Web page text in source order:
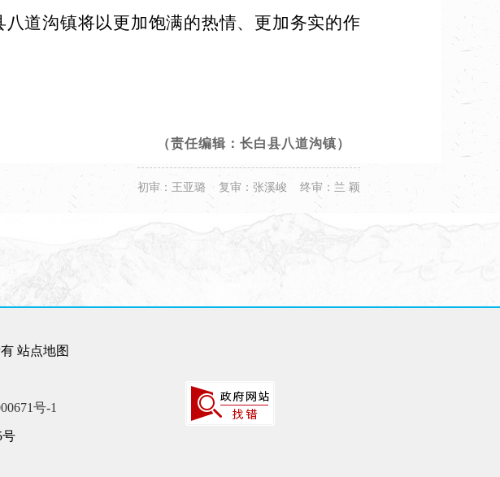
道沟镇将以更加饱满的热情、更加务实的作
（责任编辑：​长白县八道沟镇）
初审：王亚璐 复审：张溪峻 终审：兰 颖
站点地图
号-1
号